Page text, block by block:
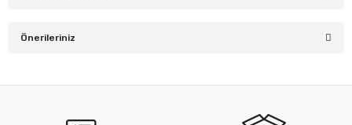
Önerileriniz
Görüş ve önerileriniz için teşekkür ederiz.